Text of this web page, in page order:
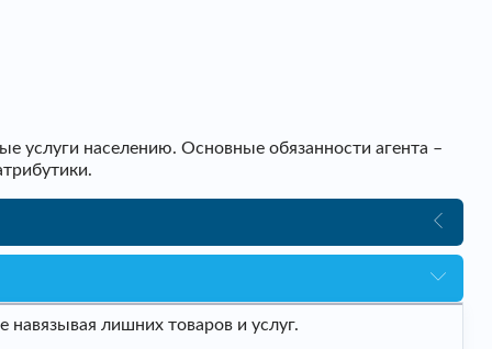
услуги населению. Основные обязанности агента –
лишних товаров и услуг.